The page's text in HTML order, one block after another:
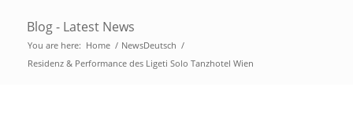
Blog - Latest News
You are here: Home / NewsDeutsch /
Residenz & Performance des Ligeti Solo Tanzhotel Wien